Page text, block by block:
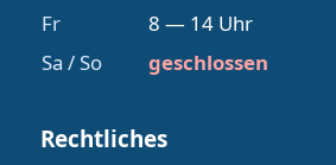
Fr
8 — 14 Uhr
Sa / So
geschlossen
Rechtliches